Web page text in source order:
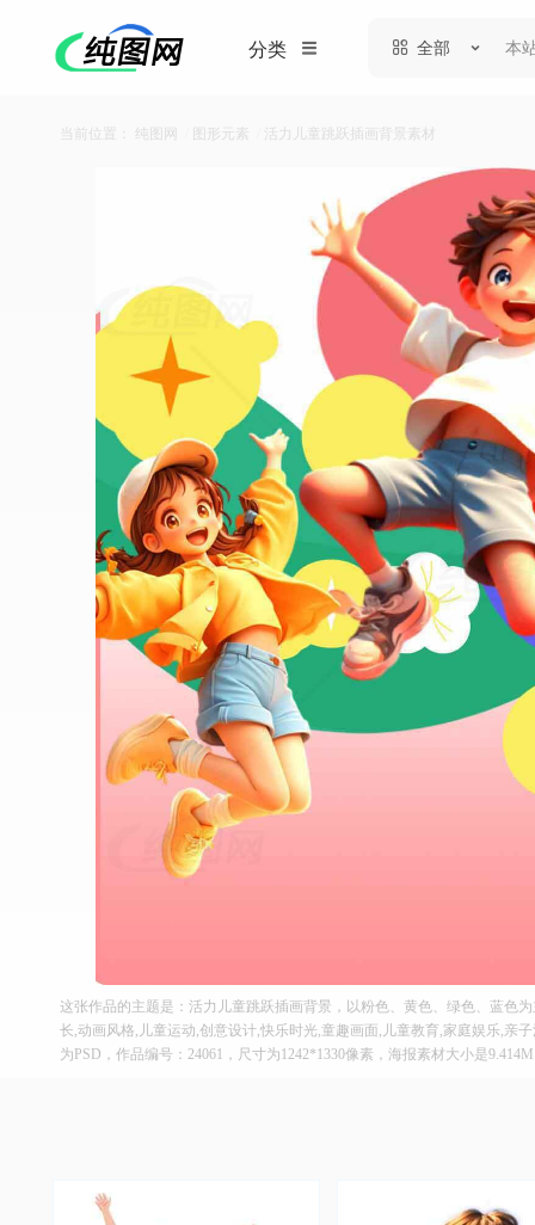
分类 全部
当前位置： 纯图网 图形元素 活力儿童跳跃插画背景素材
这张作品的主题是：活力儿童跳跃插画背景，以粉色、黄色、绿色、蓝色
长,动画风格,儿童运动,创意设计,快乐时光,童趣画面,儿童教育,家庭娱乐,亲
为PSD，作品编号：24061，尺寸为1242*1330像素，海报素材大小是